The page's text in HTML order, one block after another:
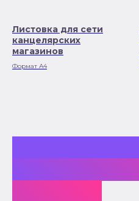
Листовка для сети
канцелярских
магазинов
Формат А4